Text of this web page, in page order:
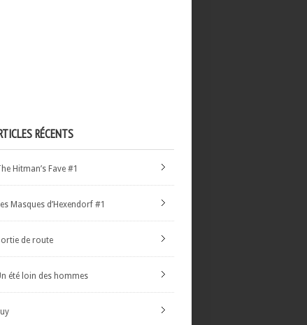
RÉCENTS
Hitman’s Fave #1
Masques d’Hexendorf #1
de route
été loin des hommes